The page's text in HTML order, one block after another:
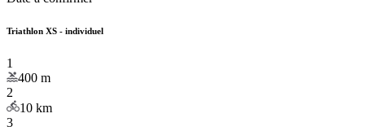
Triathlon XS - individuel
1
400 m
2
10 km
3